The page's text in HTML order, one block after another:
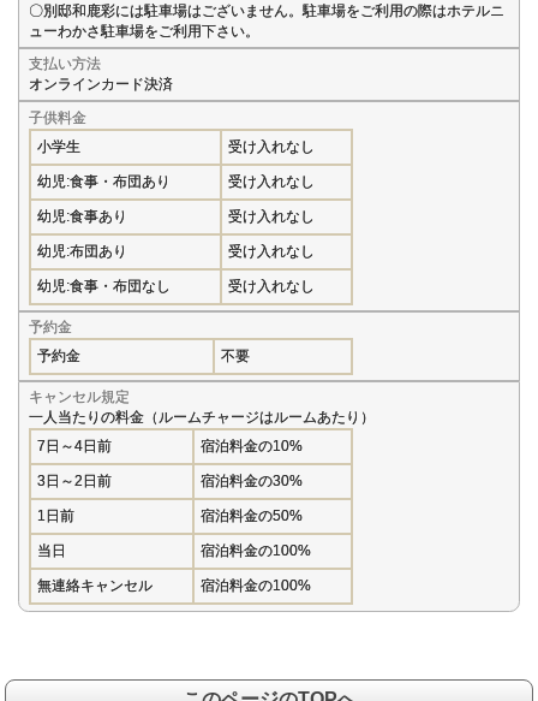
〇別邸和鹿彩には駐車場はございません。駐車場をご利用の際はホテルニ
ューわかさ駐車場をご利用下さい。
支払い方法
オンラインカード決済
子供料金
小学生
受け入れなし
幼児:食事・布団あり 受け入れなし
幼児:食事あり 受け入れなし
幼児:布団あり 受け入れなし
幼児:食事・布団なし 受け入れなし
予約金
予約金
不要
キャンセル規定
一人当たりの料金（ルームチャージはルームあたり）
7日～4日前
宿泊料金の10%
3日～2日前 宿泊料金の30%
1日前 宿泊料金の50%
当日 宿泊料金の100%
無連絡キャンセル 宿泊料金の100%